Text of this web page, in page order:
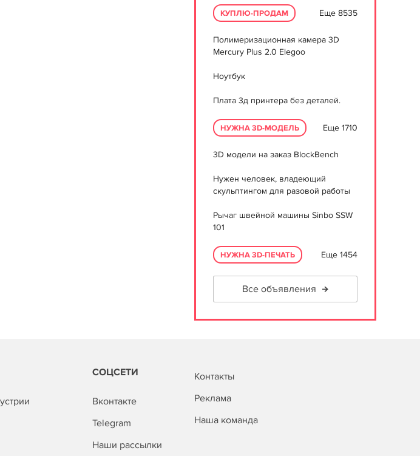
КУПЛЮ-ПРОДАМ Еще 8535
Полимеризационная камера 3D
Mercury Plus 2.0 Elegoo
Ноутбук
Плата 3д принтера без деталей.
НУЖНА 3D-МОДЕЛЬ Еще 1710
3D модели на заказ BlockBench
Нужен человек, владеющий
скульптингом для разовой работы
Рычаг швейной машины Sinbo SSW
101
НУЖНА 3D-ПЕЧАТЬ Еще 1454
Все объявления
СОЦСЕТИ
Вконтакте
Telegram
Наши рассылки
Контакты
Реклама
Наша команда